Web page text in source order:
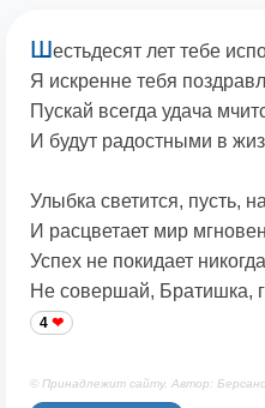
Шестьдесят лет тебе
Я искренне тебя
Пускай всегда удача
И будут радостными в
Улыбка светится, пусть,
И расцветает мир
Успех не покидает
Не совершай, Братишка,
4
© Принадлежит сайту. Автор: